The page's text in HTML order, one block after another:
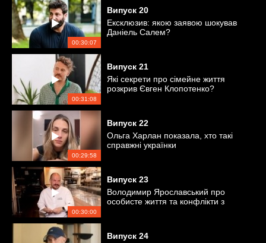
00:30:07
Випуск 20
Ексклюзив: якою заявою шокував
Даніель Салем?
00:31:08
Випуск 21
Які секрети про сімейне життя
розкрив Євген Клопотенко?
00:29:58
Випуск 22
Ольга Харлан показала, хто такі
справжні українки
00:30:00
Випуск 23
Володимир Ярославський про
особисте життя та конфлікти з
Випуск 24